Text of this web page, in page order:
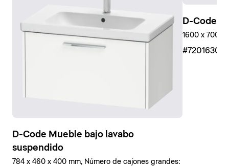
D-Code Mueble bajo lavabo
suspendido
784 x 460 x 400 mm, Número de cajones grandes:
D-Code
1600 x 700